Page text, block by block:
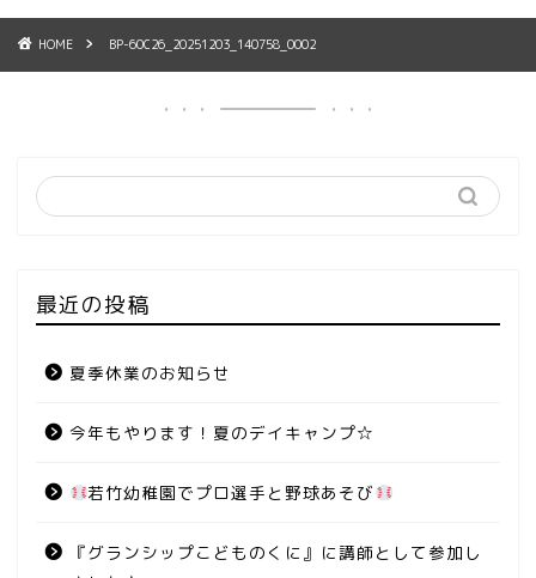
HOME BP-60C26_20251203_140758_0002
最近の投稿
夏季休業のお知らせ
今年もやります！夏のデイキャンプ☆
若竹幼稚園でプロ選手と野球あそび
『グランシップこどものくに』に講師として参加し